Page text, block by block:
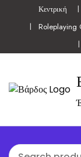
Κεντρική
Roleplaying